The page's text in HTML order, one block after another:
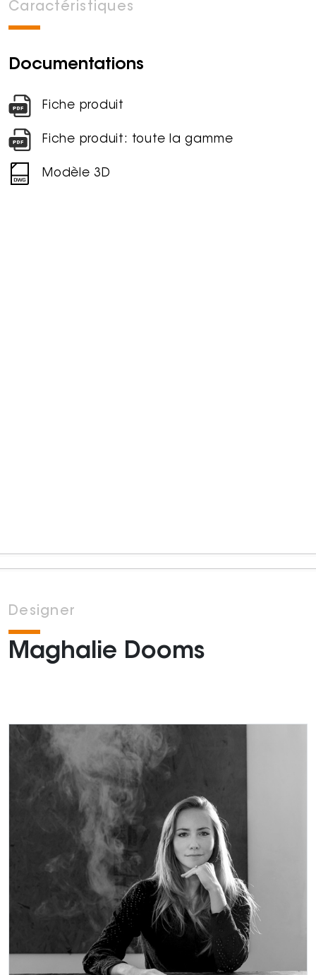
Caractéristiques
Documentations
Fiche produit
Fiche produit: toute la gamme
Modèle 3D
Designer
Maghalie Dooms